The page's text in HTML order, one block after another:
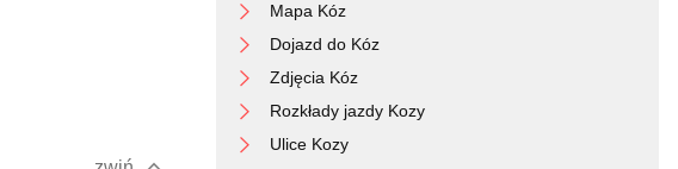
Mapa Kóz
Dojazd do Kóz
Zdjęcia Kóz
Rozkłady jazdy Kozy
Ulice Kozy